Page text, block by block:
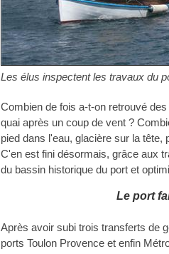
Les élus inspectent les travaux du
Combien de fois a-t-on retrouvé
quai après un coup de vent ?
pied dans l'eau, glacière sur la tête,
C'en est fini désormais, grâce aux
du bassin historique du port et
Le port
Après avoir subi trois transferts de
ports Toulon Provence et enfin